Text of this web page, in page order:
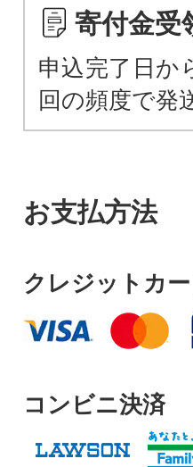
寄付金受
申込完了日か
回の頻度で発
お支払方法
クレジットカ
コンビニ決済